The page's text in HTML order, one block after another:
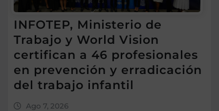
INFOTEP, Ministerio de
Trabajo y World Vision
certifican a 46 profesionales
en prevención y erradicación
del trabajo infantil
Ago 7, 2026